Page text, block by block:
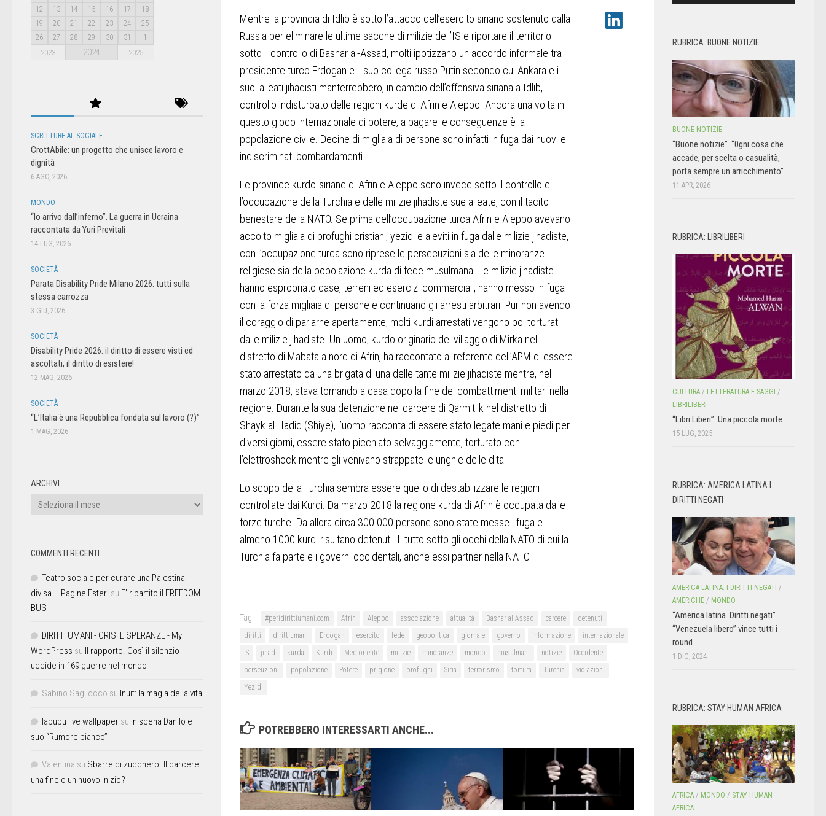
Mentre la provincia di Idlib è sotto l’attacco dell’esercito siriano sostenuto dalla
Russia per eliminare le ultime sacche di milizie dell’IS e riportare il territorio
sotto il controllo di Bashar al-Assad, molti ipotizzano un accordo informale tra il
presidente turco Erdogan e il suo collega russo Putin secondo cui Ankara e i
suoi alleati jihadisti manterrebbero, in cambio dell’offensiva siriana a Idlib, il
controllo indisturbato delle regioni kurde di Afrin e Aleppo. Ancora una volta in
questo gioco internazionale di potere, a pagare le conseguenze è la
popolazione civile. Decine di migliaia di persone sono infatti in fuga dai nuovi e
indiscriminati bombardamenti.
Le province kurdo-siriane di Afrin e Aleppo sono invece sotto il controllo e
l’occupazione della Turchia e delle milizie jihadiste sue alleate, con il tacito
benestare della NATO. Se prima dell’occupazione turca Afrin e Aleppo avevano
accolto migliaia di profughi cristiani, yezidi e aleviti in fuga dalle milizie jihadiste,
con l’occupazione turca sono riprese le persecuzioni sia delle minoranze
religiose sia della popolazione kurda di fede musulmana. Le milizie jihadiste
hanno espropriato case, terreni ed esercizi commerciali, hanno messo in fuga
con la forza migliaia di persone e continuano gli arresti arbitrari. Pur non avendo
il coraggio di parlarne apertamente, molti kurdi arrestati vengono poi torturati
dalle milizie jihadiste. Un uomo, kurdo originario del villaggio di Mirka nel
distretto di Mabata a nord di Afrin, ha raccontato al referente dell’APM di essere
stato arrestato da una brigata di una delle tante milizie jihadiste mentre, nel
marzo 2018, stava tornando a casa dopo la fine dei combattimenti militari nella
regione. Durante la sua detenzione nel carcere di Qarmitlik nel distretto di
Shayk al Hadid (Shiye), l’uomo racconta di essere stato legate mani e piedi per
diversi giorni, essere stato picchiato selvaggiamente, torturato con
l’elettroshock mentre gli venivano strappate le unghie delle dita.
Lo scopo della Turchia sembra essere quello di destabilizzare le regioni
controllate dai Kurdi. Da marzo 2018 la regione kurda di Afrin è occupata dalle
forze turche. Da allora circa 300.000 persone sono state messe i fuga e
almeno 1000 kurdi risultano detenuti. Il tutto sotto gli occhi della NATO di cui la
Turchia fa parte e i governi occidentali, anche essi partner nella NATO.
Tag: #peridirittiumani.com Afrin Aleppo associazione attualità Bashar al Assad carcere
detenuti
diritti
dirittiumani Erdogan esercito fede geopolitica giornale governo informazione
internazionale
IS
jihad kurda Kurdi Medioriente milizie minoranze mondo musulmani notizie
Occidente
perseuzioni
popolazione Potere prigione profughi Siria terrorismo tortura Turchia
violazioni
Yezidi
POTREBBERO INTERESSARTI ANCHE...
12
13 14 15 16 17
18
19
20 21 22 23 24
25
26
27 28 29 30 31 1
2023 2024 2025
SCRITTURE AL SOCIALE
CrottAbile: un progetto che unisce lavoro e
dignità
6 AGO, 2026
MONDO
“Io arrivo dall’inferno”. La guerra in Ucraina
raccontata da Yuri Previtali
14 LUG, 2026
SOCIETÀ
Parata Disability Pride Milano 2026: tutti sulla
stessa carrozza
3 GIU, 2026
SOCIETÀ
Disability Pride 2026: il diritto di essere visti ed
ascoltati, il diritto di esistere!
12 MAG, 2026
SOCIETÀ
“L’Italia è una Repubblica fondata sul lavoro (?)”
1 MAG, 2026
ARCHIVI
COMMENTI RECENTI
Teatro sociale per curare una Palestina
divisa – Pagine Esteri su E’ ripartito il FREEDOM
BUS
DIRITTI UMANI - CRISI E SPERANZE - My
WordPress su Il rapporto. Così il silenzio
uccide in 169 guerre nel mondo
Sabino Sagliocco su Inuit: la magia della vita
labubu live wallpaper su In scena Danilo e il
suo “Rumore bianco”
Valentina su Sbarre di zucchero. Il carcere:
una fine o un nuovo inizio?
RUBRICA: BUONE NOTIZIE
BUONE NOTIZIE
“Buone notizie”. “0gni cosa che
accade, per scelta o casualità,
porta sempre un arricchimento”
11 APR, 2026
RUBRICA: LIBRILIBERI
CULTURA / LETTERATURA E SAGGI /
LIBRILIBERI
“Libri Liberi”. Una piccola morte
15 LUG, 2025
RUBRICA: AMERICA LATINA I
DIRITTI NEGATI
AMERICA LATINA: I DIRITTI NEGATI /
AMERICHE / MONDO
“America latina. Diritti negati”.
“Venezuela libero” vince tutti i
round
1 DIC, 2024
RUBRICA: STAY HUMAN AFRICA
AFRICA / MONDO / STAY HUMAN
AFRICA